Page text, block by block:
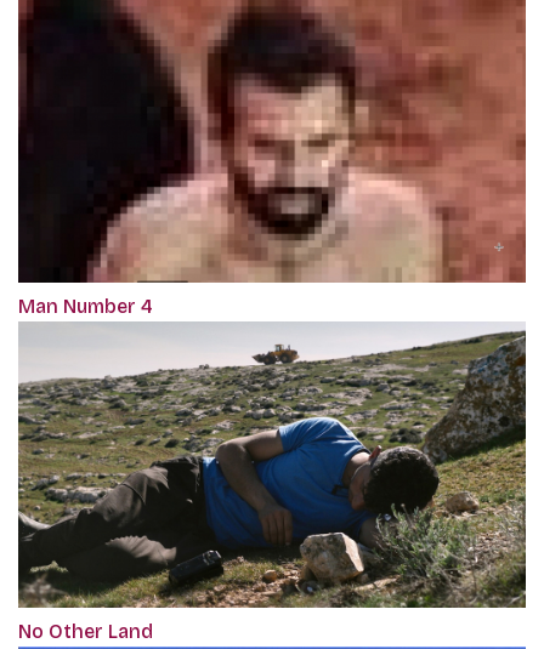
Man Number 4
No Other Land